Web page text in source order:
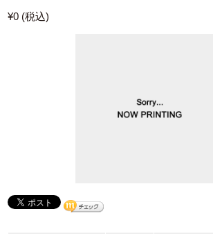
¥0 (税込)